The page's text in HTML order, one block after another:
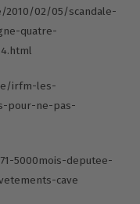
02/05/scandale-
quatre-
irfm-les-
pour-ne-pas-
5000mois-deputee-
cave